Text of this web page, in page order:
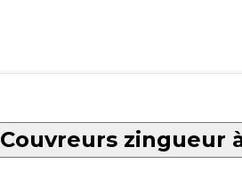
Couvreurs zingueur